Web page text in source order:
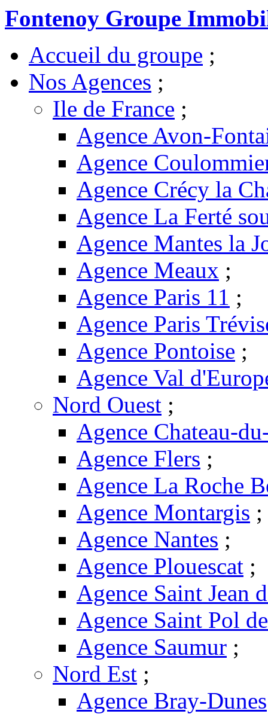
Fontenoy Groupe
Accueil du groupe ;
Nos Agences ;
Ile de France ;
Agence Avon-
Agence
Agence Crécy la
Agence La Ferté
Agence Mantes la
Agence Meaux ;
Agence Paris 11 ;
Agence Paris
Agence Pontoise ;
Agence Val
Nord Ouest ;
Agence Chateau-
Agence Flers ;
Agence La Roche
Agence Montargis ;
Agence Nantes ;
Agence Plouescat ;
Agence Saint Jean
Agence Saint Pol
Agence Saumur ;
Nord Est ;
Agence Bray-Dunes